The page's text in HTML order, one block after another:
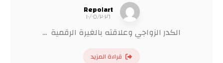
Repo١art
١٠/٠٥/٢٠٢٦
الكدر الزواجي وعلاقته بالغيرة الرقمية ...
قراءة المزيد